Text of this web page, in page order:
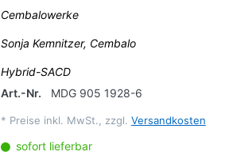
Cembalowerke
Sonja Kemnitzer, Cembalo
Hybrid-SACD
Art.-Nr.
MDG 905 1928-6
* Preise inkl. MwSt., zzgl. Versandkosten
sofort lieferbar